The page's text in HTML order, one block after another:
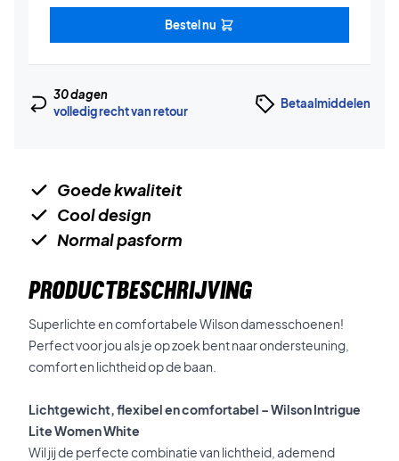
Bestel nu
30 dagen
volledig recht van retour
Betaalmiddelen
Goede kwaliteit
Cool design
Normal pasform
PRODUCTBESCHRIJVING
Superlichte en comfortabele Wilson damesschoenen!
Perfect voor jou als je op zoek bent naar ondersteuning,
comfort en lichtheid op de baan.
Lichtgewicht, flexibel en comfortabel – Wilson Intrigue
Lite Women White
Wil jij de perfecte combinatie van lichtheid, ademend